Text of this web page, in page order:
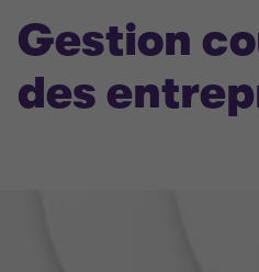
Gestion
des